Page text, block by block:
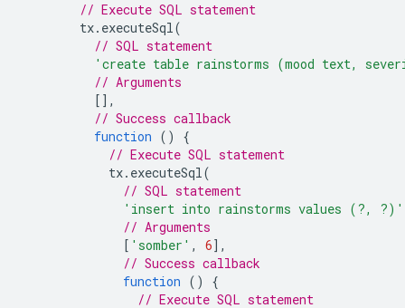
// Execute SQL statement
tx. executeSql(
// SQL statement
'create table rainstorms (mood text,
// Arguments
[],
// Success callback
function ()
{
// Execute SQL statement
tx. executeSql(
// SQL statement
'insert into rainstorms values (?, ?)'
// Arguments
[ 'somber' , 6],
// Success callback
function ()
{
// Execute SQL statement